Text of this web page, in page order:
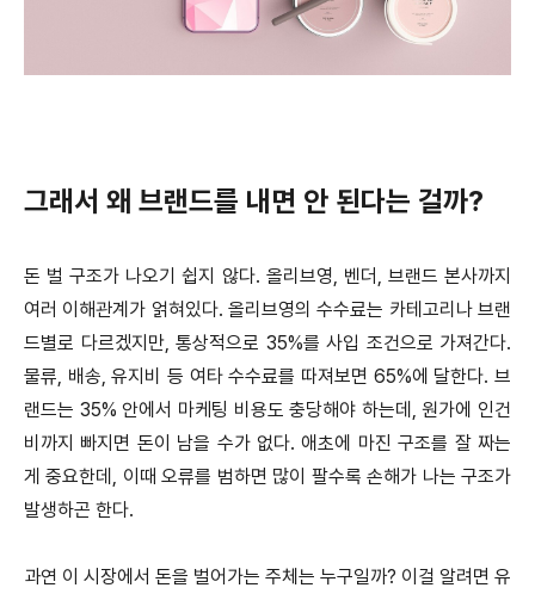
그래서 왜 브랜드를 내면 안 된다는 걸까?
돈 벌 구조가 나오기 쉽지 않다. 올리브영, 벤더, 브랜드 본사까지
여러 이해관계가 얽혀있다. 올리브영의 수수료는 카테고리나 브랜
드별로 다르겠지만, 통상적으로 35%를 사입 조건으로 가져간다.
물류, 배송, 유지비 등 여타 수수료를 따져보면 65%에 달한다. 브
랜드는 35% 안에서 마케팅 비용도 충당해야 하는데, 원가에 인건
비까지 빠지면 돈이 남을 수가 없다. 애초에 마진 구조를 잘 짜는
게 중요한데, 이때 오류를 범하면 많이 팔수록 손해가 나는 구조가
발생하곤 한다.
과연 이 시장에서 돈을 벌어가는 주체는 누구일까? 이걸 알려면 유